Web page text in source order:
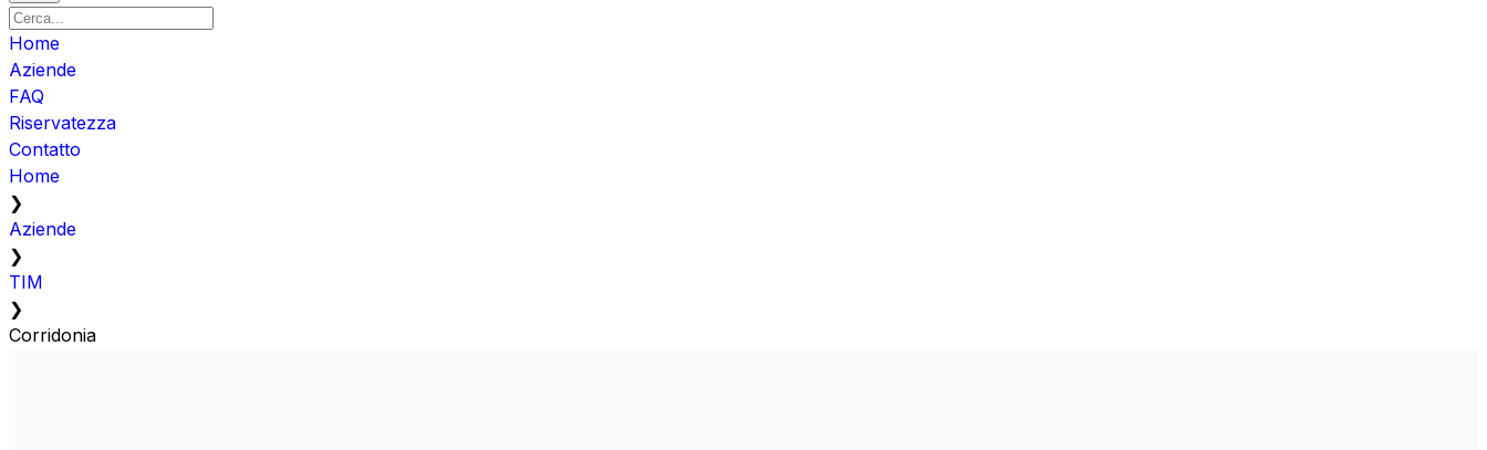
Home
Aziende
FAQ
Riservatezza
Contatto
Home
❯
Aziende
❯
TIM
❯
Corridonia